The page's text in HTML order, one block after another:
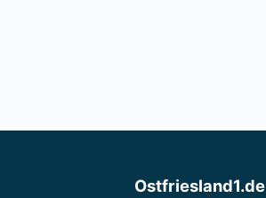
Ostfriesland1.de